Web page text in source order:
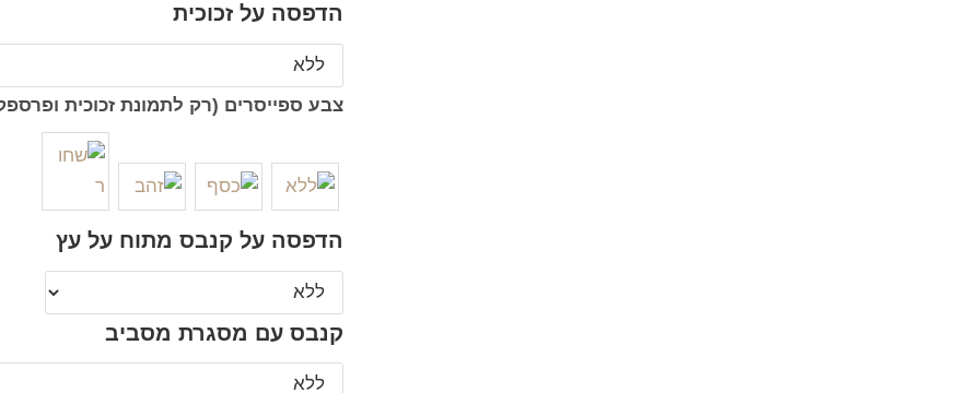
הדפסה על זכוכית
צבע ספייסרים (רק לתמונת זכוכית
הדפסה על קנבס מתוח על עץ
קנבס עם מסגרת מסביב